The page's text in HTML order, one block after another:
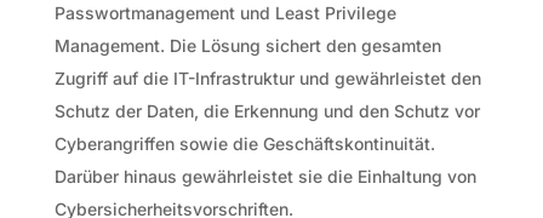
Passwortmanagement und Least Privilege
Management. Die Lösung sichert den gesamten
Zugriff auf die IT-Infrastruktur und gewährleistet den
Schutz der Daten, die Erkennung und den Schutz vor
Cyberangriffen sowie die Geschäftskontinuität.
Darüber hinaus gewährleistet sie die Einhaltung von
Cybersicherheitsvorschriften.